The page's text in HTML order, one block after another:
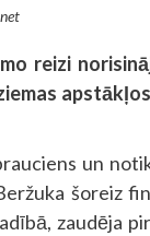
reizi
un
šoreiz
zaudēja